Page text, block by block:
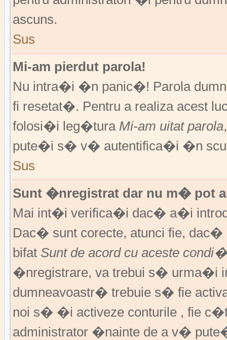
ascuns.
Sus
Mi-am pierdut parola!
Nu intra�i �n panic�! Parola
fi resetat�. Pentru a realiza acest
folosi�i leg�tura Mi-am uitat parola
pute�i s� v� autentifica�i �n
Sus
Sunt �nregistrat dar nu m� pot
Mai int�i verifica�i dac� a�i
Dac� sunt corecte, atunci fie,
bifat Sunt de acord cu aceste
�nregistrare, va trebui s� urma�i
dumneavoastr� trebuie s� fie
noi s� �i activeze conturile , fie
administrator �nainte de a v�